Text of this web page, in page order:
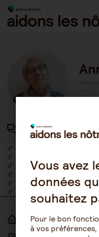
Skip
content
417 participations au forum
//
//
//
//
//
//
ACCUEIL
Vous avez
données
souhaitez
Pour le bon
à vos